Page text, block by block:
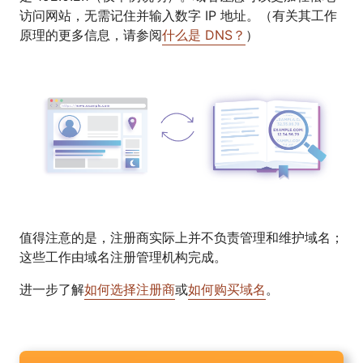
访问网站，无需记住并输入数字 IP 地址。（有关其工作
原理的更多信息，请参阅什么是 DNS？ ）
值得注意的是，注册商实际上并不负责管理和维护域名；
这些工作由域名注册管理机构完成。
进一步了解如何选择注册商或如何购买域名 。